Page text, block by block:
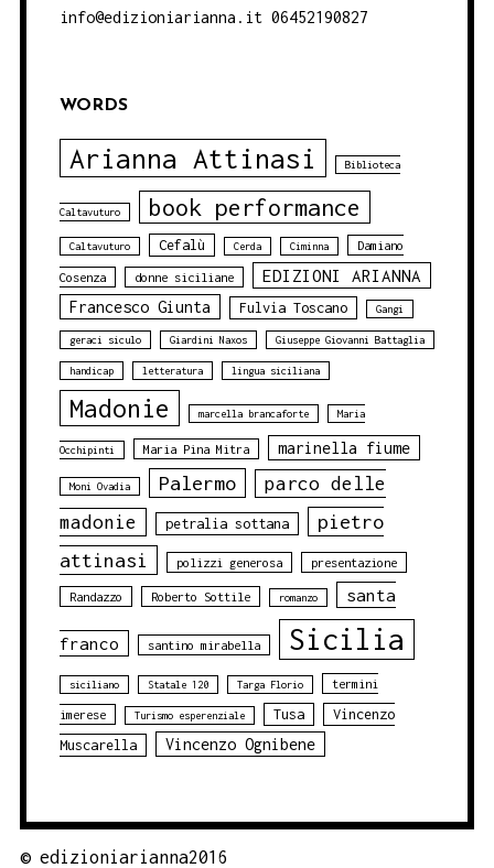
info@edizioniarianna.it 06452190827
WORDS
Arianna Attinasi Biblioteca
Caltavuturo book performance
Caltavuturo Cefalù Cerda Ciminna Damiano
Cosenza donne siciliane EDIZIONI ARIANNA
Francesco Giunta Fulvia Toscano Gangi
geraci siculo Giardini Naxos Giuseppe Giovanni Battaglia
handicap letteratura lingua siciliana
Madonie marcella brancaforte Maria
Occhipinti Maria Pina Mitra marinella fiume
Moni Ovadia Palermo
parco delle
madonie
petralia sottana
pietro
attinasi
polizzi generosa presentazione
Randazzo Roberto Sottile romanzo santa
franco santino mirabella Sicilia
siciliano Statale 120 Targa Florio termini
imerese Turismo esperenziale Tusa
Vincenzo
Muscarella
Vincenzo Ognibene
© edizioniarianna2016